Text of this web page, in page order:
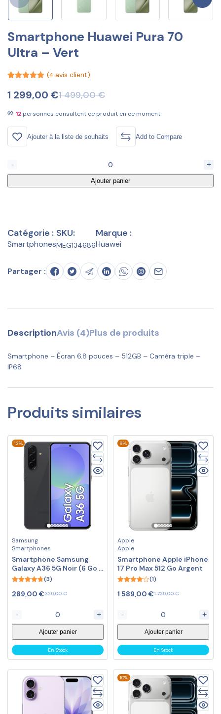
Smartphone Huawei Pura 70
Ultra – Vert
sur 5
basé sur
client
(4avis client)
1 499,00€
1 299,00 €
12 personnes consultent ce produit en ce moment
Ajouter à la liste de souhaits Add to Compare
- +
Ajouter panier
Catégorie :
Smartphones
SKU:
MEG134686
Marque :
Huawei
Partager :
DescriptionAvis (4)Plus de produits
Smartphone – Écran 6.8 pouces – 512GB – Caméra triple –
IP68
Produits similaires
13%
Samsung
Smartphones
Smartphone Samsung
Galaxy A36 5G Noir (6 Go /
128 Go)
out of 5
(3)
329,00€
289,00 €
- +
Ajouter panier
En Stock
9%
Apple
Apple
Smartphone Apple iPhone
17 Pro Max 512 Go Argent
out of 5
(1)
1 729,00€
1 589,00 €
- +
Ajouter panier
En Stock
10%